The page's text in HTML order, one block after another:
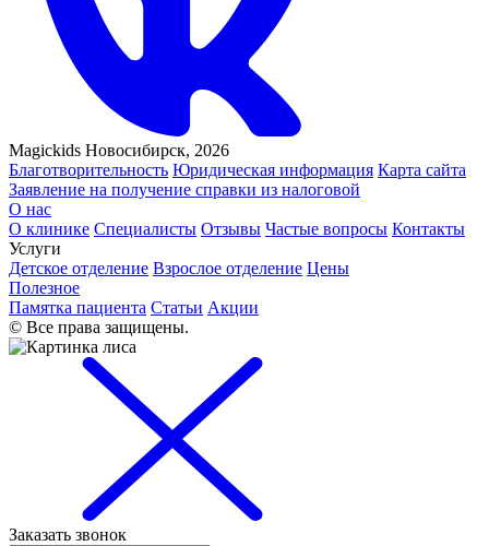
Magickids Новосибирск, 2026
Благотворительность Юридическая информация Карта сайта
Заявление на получение справки из налоговой
О нас
О клинике Специалисты Отзывы Частые вопросы Контакты
Услуги
Детское отделение Взрослое отделение Цены
Полезное
Памятка пациента Статьи Акции
© Все права защищены.
Заказать звонок